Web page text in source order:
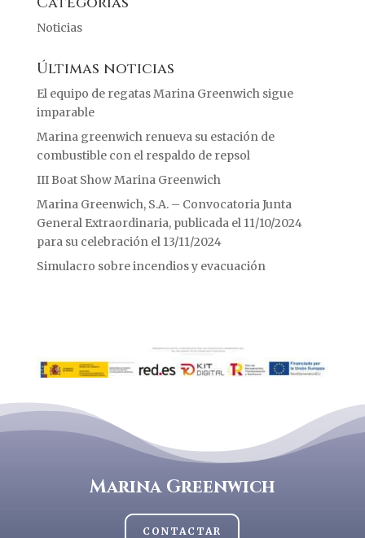
Noticias
Últimas noticias
El equipo de regatas Marina Greenwich sigue
imparable
Marina greenwich renueva su estación de
combustible con el respaldo de repsol
III Boat Show Marina Greenwich
Marina Greenwich, S.A. – Convocatoria Junta
General Extraordinaria, publicada el 11/10/2024
para su celebración el 13/11/2024
Simulacro sobre incendios y evacuación
Marina Greenwich
CONTACTAR